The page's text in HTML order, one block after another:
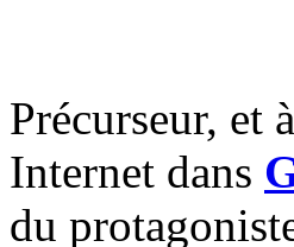
Précurseur, et
Internet dans
du